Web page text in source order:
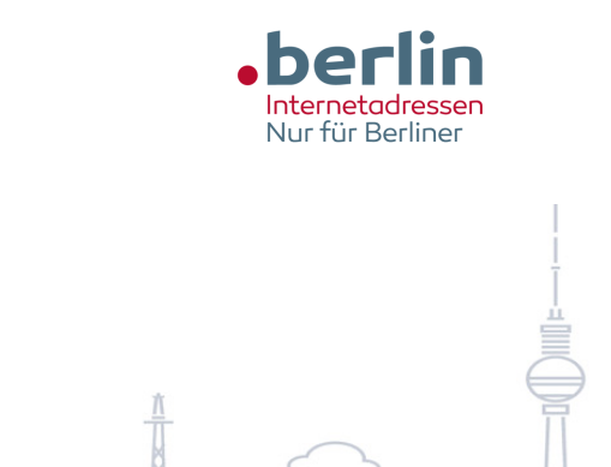
Zum Hauptinhalt springen